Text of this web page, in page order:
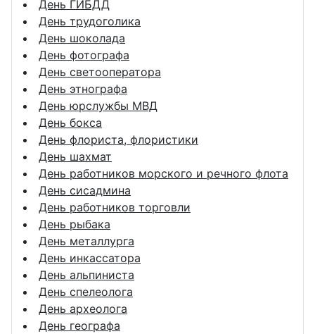
День ГИБДД
День трудоголика
День шоколада
День фотографа
День светооператора
День этнографа
День юрслужбы МВД
День бокса
День флориста, флористики
День шахмат
День работников морского и речного флота
День сисадмина
День работников торговли
День рыбака
День металлурга
День инкассатора
День альпиниста
День спелеолога
День археолога
День географа